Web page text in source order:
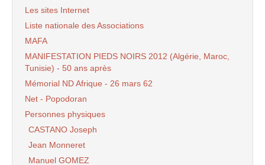
Les sites Internet
Liste nationale des Associations
MAFA
MANIFESTATION PIEDS NOIRS 2012 (Algérie, Maroc,
Tunisie) - 50 ans après
Mémorial ND Afrique - 26 mars 62
Net - Popodoran
Personnes physiques
CASTANO Joseph
Jean Monneret
Manuel GOMEZ